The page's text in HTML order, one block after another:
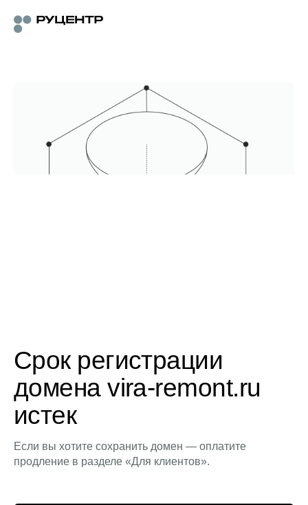
Срок регистрации
домена vira-remont.ru
истек
Если вы хотите сохранить домен — оплатите
продление в разделе «Для клиентов».